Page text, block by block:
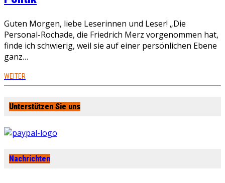
Guten Morgen, liebe Leserinnen und Leser! „Die
Personal-Rochade, die Friedrich Merz vorgenommen hat,
finde ich schwierig, weil sie auf einer persönlichen Ebene
ganz…
WEITER
Unterstützen Sie uns
Nachrichten